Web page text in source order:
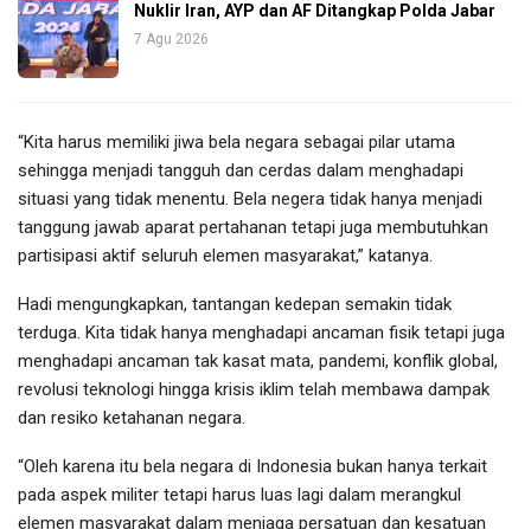
Nuklir Iran, AYP dan AF Ditangkap Polda Jabar
7 Agu 2026
“Kita harus memiliki jiwa bela negara sebagai pilar utama
sehingga menjadi tangguh dan cerdas dalam menghadapi
situasi yang tidak menentu. Bela negera tidak hanya menjadi
tanggung jawab aparat pertahanan tetapi juga membutuhkan
partisipasi aktif seluruh elemen masyarakat,” katanya.
Hadi mengungkapkan, tantangan kedepan semakin tidak
terduga. Kita tidak hanya menghadapi ancaman fisik tetapi juga
menghadapi ancaman tak kasat mata, pandemi, konflik global,
revolusi teknologi hingga krisis iklim telah membawa dampak
dan resiko ketahanan negara.
“Oleh karena itu bela negara di Indonesia bukan hanya terkait
pada aspek militer tetapi harus luas lagi dalam merangkul
elemen masyarakat dalam menjaga persatuan dan kesatuan